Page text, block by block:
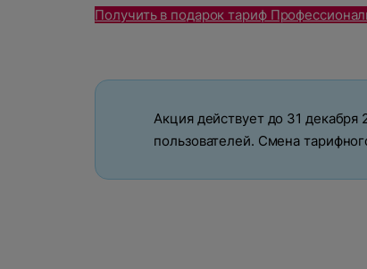
Получить в подарок тариф
Акция действует до 31 декабря
пользователей. Смена